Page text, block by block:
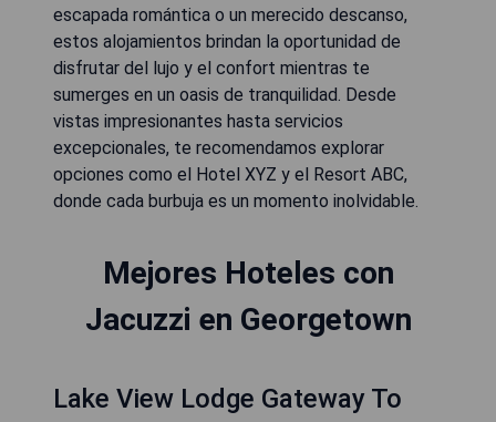
escapada romántica o un merecido descanso,
estos alojamientos brindan la oportunidad de
disfrutar del lujo y el confort mientras te
sumerges en un oasis de tranquilidad. Desde
vistas impresionantes hasta servicios
excepcionales, te recomendamos explorar
opciones como el Hotel XYZ y el Resort ABC,
donde cada burbuja es un momento inolvidable.
Mejores Hoteles con
Jacuzzi en Georgetown
Lake View Lodge Gateway To